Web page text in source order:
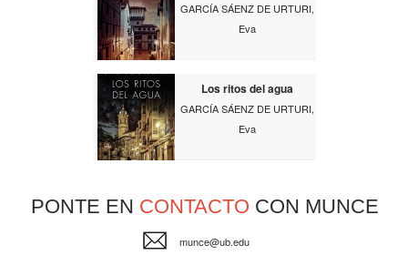
GARCÍA SÁENZ DE URTURI,
Eva
Los ritos del agua
GARCÍA SÁENZ DE URTURI,
Eva
PONTE EN CONTACTO CON MUNCE
munce@ub.edu